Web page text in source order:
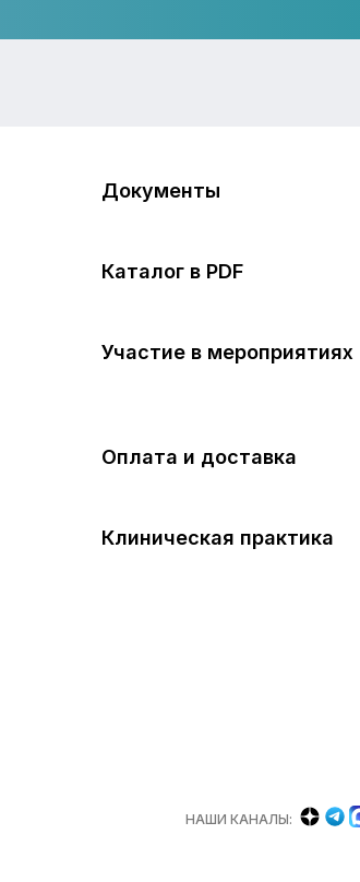
Документы
Каталог в PDF
Участие в мероприятиях
Оплата и доставка
Клиническая практика
НАШИ КАНАЛЫ: